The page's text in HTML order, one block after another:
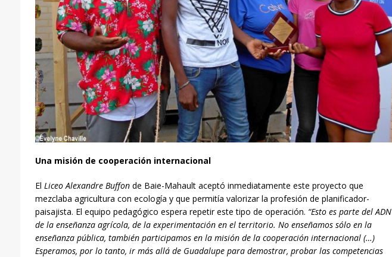
Una misión de cooperación internacional
El Liceo Alexandre Buffonde Baie-Mahault aceptó inmediatamente este proyecto que
mezclaba agricultura con ecología y que permitía valorizar la profesión de planificador-
paisajista. El equipo pedagógico espera repetir este tipo de operación. “Esto es parte del ADN
de la enseñanzaagrícola, de la experimentación en el territorio. No enseñamos sólo en la
enseñanzapública, también participamos en la misión de la cooperación internacional (…)
Esperamos, por lo tanto, ir más allá de Guadalupe para demostrar, probar las competencias